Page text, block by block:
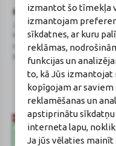
izmantot šo tīmekļa
izmantojam
sīkdatnes, ar kuru
reklāmas,
funkcijas un
to, kā Jūs
kopīgojam ar saviem
reklamēšanas un
apstiprinātu
interneta lapu,
Ja jūs vēlaties
BENU Aptieka Latvija, SIA
Juridiskā adrese / Faktiskā
Noliktavu iela 5, Dreiliņi,
novads, LV-2130
Reģistrācijas Nr.: 40003252167